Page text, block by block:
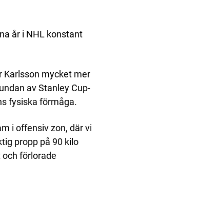
år i NHL konstant
Karlsson mycket mer
av Stanley Cup-
fysiska förmåga.
i offensiv zon, där vi
propp på 90 kilo
förlorade